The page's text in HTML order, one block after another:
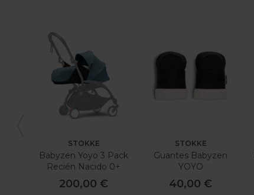
STOKKE
Babyzen Yoyo 3 Pack
Recién Nacido 0+
200,00 €
STOKKE
Guantes Babyzen
YOYO
40,00 €